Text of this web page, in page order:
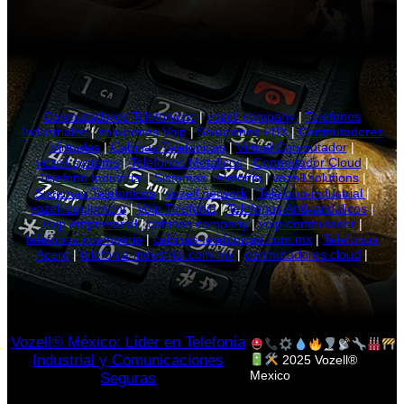
Conmutadores Telefonicos|vozell.company|Telefonos
Industriales|soluciones Voip|Soluciones PBX|Conmutadores
Virtuales|Cabinas Telefonicas|Virtual Conmutador|
vozell.systems|Telefonos Metalicos|Conmutador Cloud|
Telefono Industrial|Sistemas Telefonia|vozell.solutions|
Sistemas Telefonicos|vozell.network|Telefono-industrial|
vozell.equipment|Voip Telefonia|Telefonos Antivandalicos|
voip empresarial|cabinas.company|voip-conmutador|
telefonos intemperie|cabinas-telefonicas.com.mx |Telefonos
Acero|telefonia-industrial.com.mx|conmutadores.cloud |
Vozell® México: Líder en Telefonía
Industrial y Comunicaciones
Seguras
2025 Vozell®
Mexico